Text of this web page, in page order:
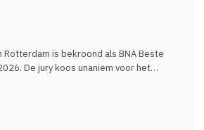
Rotterdam is bekroond als BNA Beste
De jury koos unaniem voor het…